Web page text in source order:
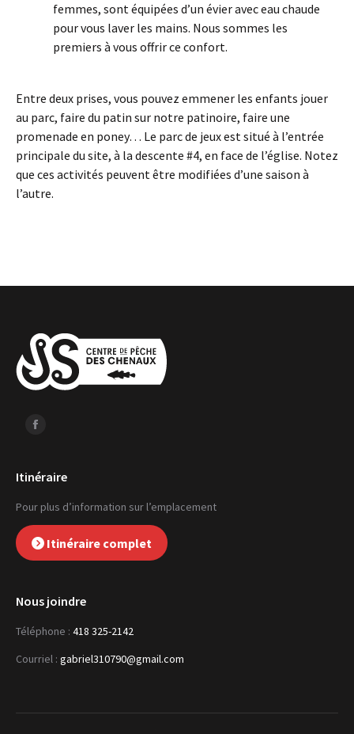
femmes, sont équipées d’un évier avec eau chaude
pour vous laver les mains. Nous sommes les
premiers à vous offrir ce confort.
Entre deux prises, vous pouvez emmener les enfants jouer
au parc, faire du patin sur notre patinoire, faire une
promenade en poney… Le parc de jeux est situé à l’entrée
principale du site, à la descente #4, en face de l’église. Notez
que ces activités peuvent être modifiées d’une saison à
l’autre.
Facebook
Itinéraire
Pour plus d’information sur l’emplacement
Itinéraire complet
Nous joindre
Téléphone : 418 325-2142
Courriel : gabriel310790@gmail.com